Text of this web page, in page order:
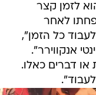
לזמן קצר
לאחר
כל הזמן",
אנקווירר".
או דברים כאלו.